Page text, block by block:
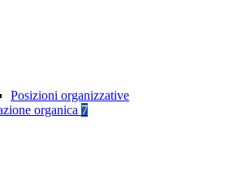
Posizioni organizzative
organica 7